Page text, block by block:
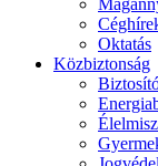
Oktatás
Közbiztonság